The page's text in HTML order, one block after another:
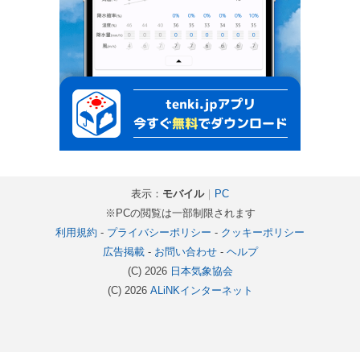
表示： モバイル｜
PC
※PCの閲覧は一部制限されます
利用規約 - プライバシーポリシー - クッキーポリシー
広告掲載- お問い合わせ- ヘルプ
(C) 2026 日本気象協会
(C) 2026 ALiNKインターネット